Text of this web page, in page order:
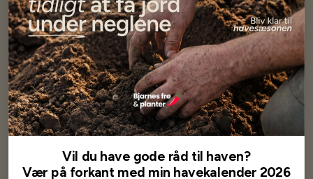
Se mere af Alle produkter
Vores kundersiger...
Har altid kun mødt god vejledning og hjælp fra Barney (Bjarne)
Har lige i går modtaget de fineste asparges kroner med posten
Vil du have gode råd til haven?
Vær på forkant med min havekalender 2026